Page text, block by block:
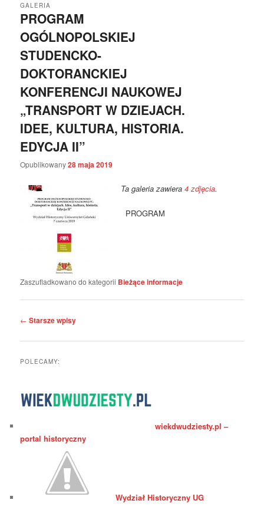
PROGRAM
OGÓLNOPOLSKIEJ
STUDENCKO-
DOKTORANCKIEJ
KONFERENCJI NAUKOWEJ
„TRANSPORT W DZIEJACH.
IDEE, KULTURA, HISTORIA.
EDYCJA II”
GALERIA
Opublikowany28 maja 2019
Ta galeria zawiera4 zdjęcia.
PROGRAM
Zaszufladkowano do kategorii Bieżące informacje
Nawigacja
← Starsze wpisy
POLECAMY:
wiekdwudziesty.pl –
portal historyczny
Wydział Historyczny UG